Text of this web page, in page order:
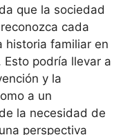
que la sociedad
cada
historia familiar en
podría llevar a
y la
a un
la necesidad de
perspectiva